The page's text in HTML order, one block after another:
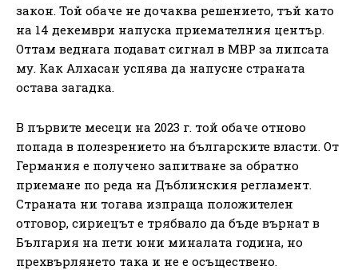
закон. Той обаче не дочаква решението, тъй като
на 14 декември напуска приемателния център.
Оттам веднага подават сигнал в МВР за липсата
му. Как Алхасан успява да напусне страната
остава загадка.
В първите месеци на 2023 г. той обаче отново
попада в полезрението на българските власти. От
Германия е получено запитване за обратно
приемане по реда на Дъблинския регламент.
Страната ни тогава изпраща положителен
отговор, сириецът е трябвало да бъде върнат в
България на пети юни миналата година, но
прехвърлянето така и не е осъществено.